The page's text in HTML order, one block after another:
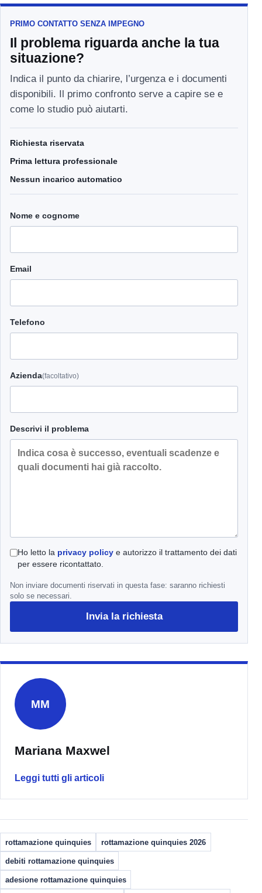
PRIMO CONTATTO SENZA IMPEGNO
Il problema riguarda anche la tua
situazione?
Indica il punto da chiarire, l’urgenza e i documenti
disponibili. Il primo confronto serve a capire se e
come lo studio può aiutarti.
Richiesta riservata
Prima lettura professionale
Nessun incarico automatico
Nome e cognome
Email
Telefono
Azienda(facoltativo)
Descrivi il problema
Ho letto la privacy policye autorizzo il trattamento dei dati
per essere ricontattato.
Non inviare documenti riservati in questa fase: saranno richiesti
solo se necessari.
Invia la richiesta
MM
Mariana Maxwel
Leggi tutti gli articoli
rottamazione quinquies rottamazione quinquies 2026
debiti rottamazione quinquies
adesione rottamazione quinquies